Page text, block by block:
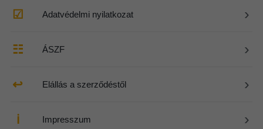
☑ Adatvédelmi nyilatkozat ›
☷ ÁSZF ›
↩ Elállás a szerződéstől ›
ℹ Impresszum ›